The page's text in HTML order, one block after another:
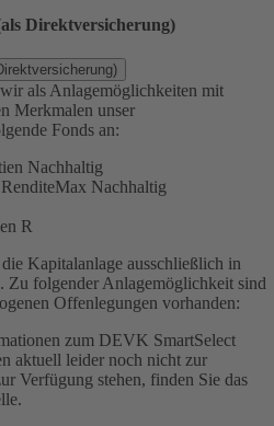
Direktversicherung)
als Anlagemöglichkeiten mit
Merkmalen unser
Fonds an:
Nachhaltig
Nachhaltig
R
Kapitalanlage ausschließlich in
Zu folgender Anlagemöglichkeit sind
Offenlegungen vorhanden:
zum DEVK SmartSelect
aktuell leider noch nicht zur
Verfügung stehen, finden Sie das